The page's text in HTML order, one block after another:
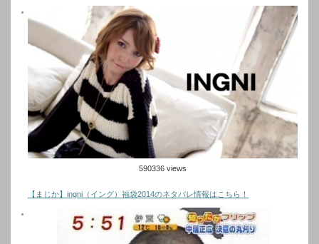
590336 views
【まじか】ingni（イング）福袋2014のネタバレ情報はこちら！